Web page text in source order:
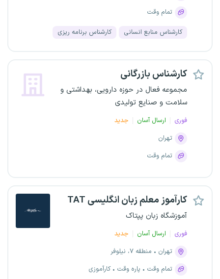
تمام وقت
کارشناس منابع انسانی کارشناس برنامه ریزی
کارشناس بازرگانی
مجموعه فعال در حوزه دارویی، بهداشتی و
سلامت و صنایع تولیدی
فوری ارسال آسان
جدید
تهران
تمام وقت
کارآموز معلم زبان انگلیسی TAT
آموزشگاه زبان پپتاک
فوری ارسال آسان
جدید
تهران
منطقه ۷، نیلوفر
تمام وقت
پاره وقت کارآموزی